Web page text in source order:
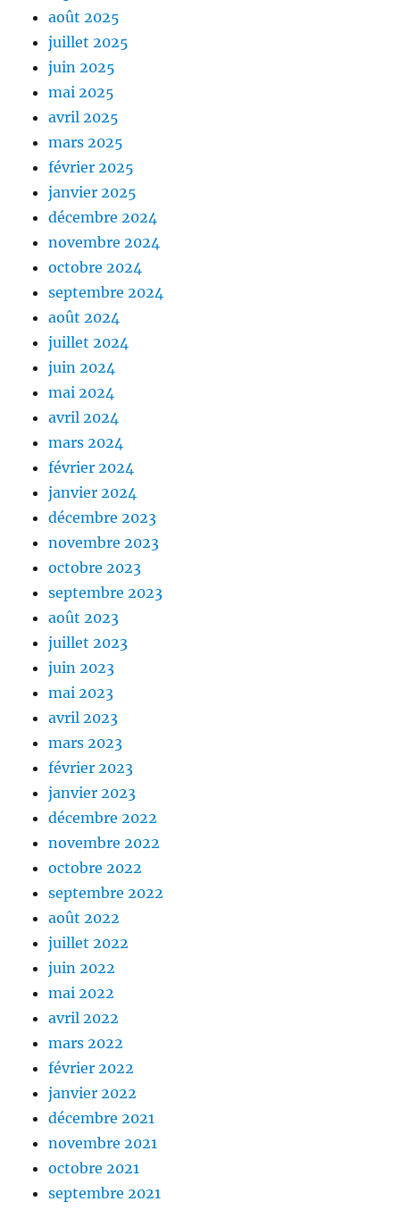
août 2025
juillet 2025
juin 2025
mai 2025
avril 2025
mars 2025
février 2025
janvier 2025
décembre 2024
novembre 2024
octobre 2024
septembre 2024
août 2024
juillet 2024
juin 2024
mai 2024
avril 2024
mars 2024
février 2024
janvier 2024
décembre 2023
novembre 2023
octobre 2023
septembre 2023
août 2023
juillet 2023
juin 2023
mai 2023
avril 2023
mars 2023
février 2023
janvier 2023
décembre 2022
novembre 2022
octobre 2022
septembre 2022
août 2022
juillet 2022
juin 2022
mai 2022
avril 2022
mars 2022
février 2022
janvier 2022
décembre 2021
novembre 2021
octobre 2021
septembre 2021